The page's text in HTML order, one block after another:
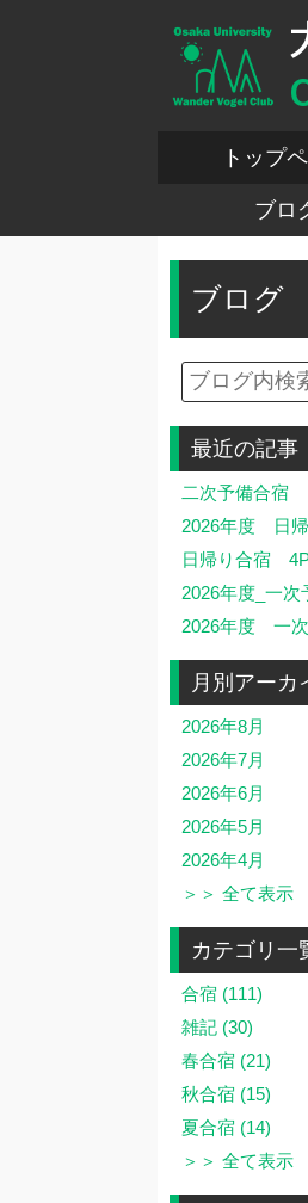
トップ
ブロ
ブログ
最近の記事
二次予備合宿
2026年度 日
日帰り合宿
2026年度_一次
2026年度 一
月別アーカ
2026年8月
2026年7月
2026年6月
2026年5月
2026年4月
＞＞ 全て表示
カテゴリ一
合宿 (111)
雑記 (30)
春合宿 (21)
秋合宿 (15)
夏合宿 (14)
＞＞ 全て表示